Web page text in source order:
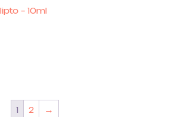
– 10ml
1 2 →